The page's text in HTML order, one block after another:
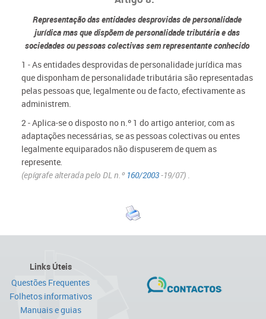
Representação das entidades desprovidas de personalidade
jurídica mas que dispõem de personalidade tributária e das
sociedades ou pessoas colectivas sem representante conhecido
1 - As entidades desprovidas de personalidade jurídica mas
que disponham de personalidade tributária são representadas
pelas pessoas que, legalmente ou de facto, efectivamente as
administrem.
2 - Aplica-se o disposto no n.º 1 do artigo anterior, com as
adaptações necessárias, se as pessoas colectivas ou entes
legalmente equiparados não dispuserem de quem as
represente.
(epígrafe alterada pelo DL n.º 160/2003-19/07).
Links Úteis
Questões Frequentes
Folhetos informativos
Manuais e guias